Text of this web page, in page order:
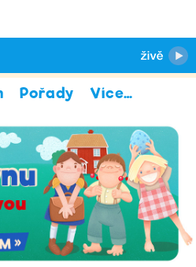
Pořady Více…